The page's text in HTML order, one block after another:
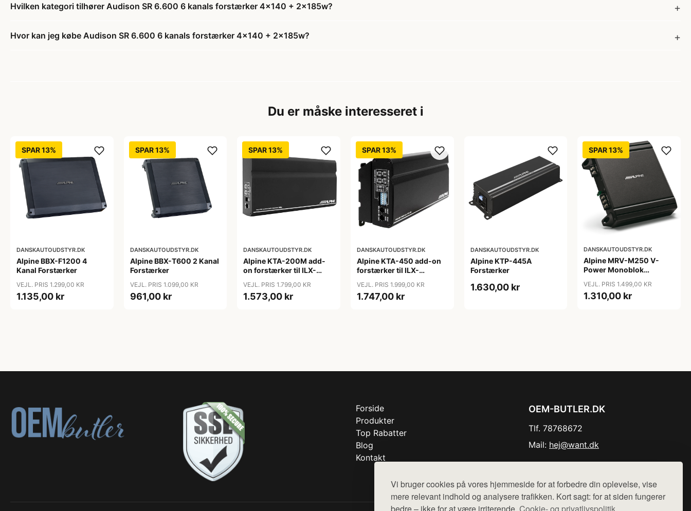
Vi bruger cookies på vores hjemmeside for at forbedre din oplevelse, vise
mere relevant indhold og analysere trafikken. Kort sagt: for at siden fungerer
Hvilken kategori tilhører Audison SR 6.600 6 kanals forstærker 4x140 + 2x185w?
Hvor kan jeg købe Audison SR 6.600 6 kanals forstærker 4x140 + 2x185w?
Du er måske interesseret i
SPAR 13%
DANSKAUTOUDSTYR.DK
Alpine BBX-F1200 4
Kanal Forstærker
VEJL. PRIS 1.299,00 KR
1.135,00 kr
SPAR 13%
DANSKAUTOUDSTYR.DK
Alpine BBX-T600 2 Kanal
Forstærker
VEJL. PRIS 1.099,00 KR
961,00 kr
SPAR 13%
DANSKAUTOUDSTYR.DK
Alpine KTA-200M add-
on forstærker til ILX-
VEJL. PRIS 1.799,00 KR
1.573,00 kr
SPAR 13%
DANSKAUTOUDSTYR.DK
Alpine KTA-450 add-on
forstærker til ILX-
VEJL. PRIS 1.999,00 KR
1.747,00 kr
DANSKAUTOUDSTYR.DK
Alpine KTP-445A
Forstærker
1.630,00 kr
SPAR 13%
DANSKAUTOUDSTYR.DK
Alpine MRV-M250 V-
Power Monoblok
VEJL. PRIS 1.499,00 KR
1.310,00 kr
Forside
Produkter
Top Rabatter
Blog
Kontakt
OEM-BUTLER.DK
Tlf. 78768672
Mail: hej@want.dk